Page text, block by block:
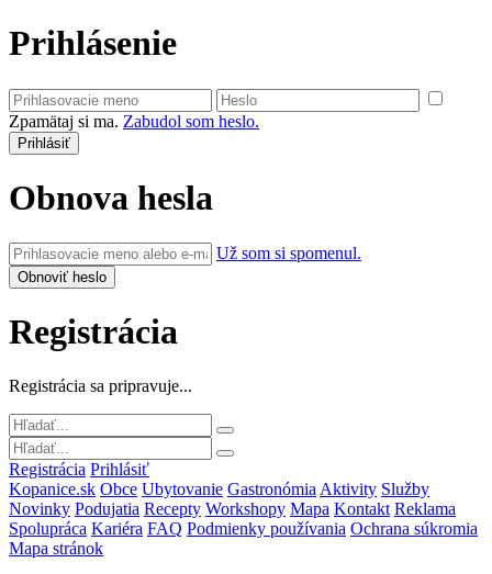
Prihlásenie
Zpamätaj si ma. Zabudol som heslo.
Obnova hesla
Už som si spomenul.
Registrácia
Registrácia sa pripravuje...
Registrácia Prihlásiť
Kopanice.sk Obce Ubytovanie Gastronómia Aktivity Služby
Novinky Podujatia Recepty Workshopy Mapa Kontakt Reklama
Spolupráca Kariéra FAQ Podmienky používania Ochrana súkromia
Mapa stránok